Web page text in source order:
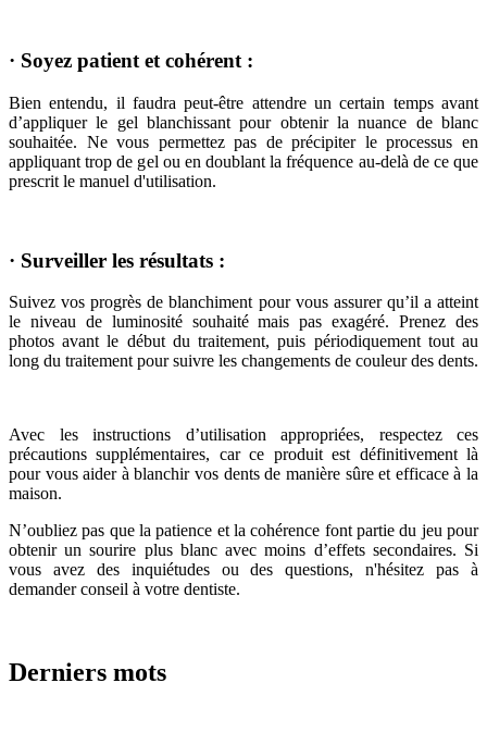
· Soyez patient et cohérent :
Bien entendu, il faudra peut-être attendre un certain temps avant
d’appliquer le gel blanchissant pour obtenir la nuance de blanc
souhaitée. Ne vous permettez pas de précipiter le processus en
appliquant trop de gel ou en doublant la fréquence au-delà de ce que
prescrit le manuel d'utilisation.
· Surveiller les résultats :
Suivez vos progrès de blanchiment pour vous assurer qu’il a atteint
le niveau de luminosité souhaité mais pas exagéré. Prenez des
photos avant le début du traitement, puis périodiquement tout au
long du traitement pour suivre les changements de couleur des dents.
Avec les instructions d’utilisation appropriées, respectez ces
précautions supplémentaires, car ce produit est définitivement là
pour vous aider à blanchir vos dents de manière sûre et efficace à la
maison.
N’oubliez pas que la patience et la cohérence font partie du jeu pour
obtenir un sourire plus blanc avec moins d’effets secondaires. Si
vous avez des inquiétudes ou des questions, n'hésitez pas à
demander conseil à votre dentiste.
Derniers mots